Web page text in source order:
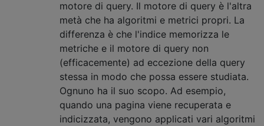
motore di query. Il motore di query è l'altra
metà che ha algoritmi e metrici propri. La
differenza è che l'indice memorizza le
metriche e il motore di query non
(efficacemente) ad eccezione della query
stessa in modo che possa essere studiata.
Ognuno ha il suo scopo. Ad esempio,
quando una pagina viene recuperata e
indicizzata, vengono applicati vari algoritmi